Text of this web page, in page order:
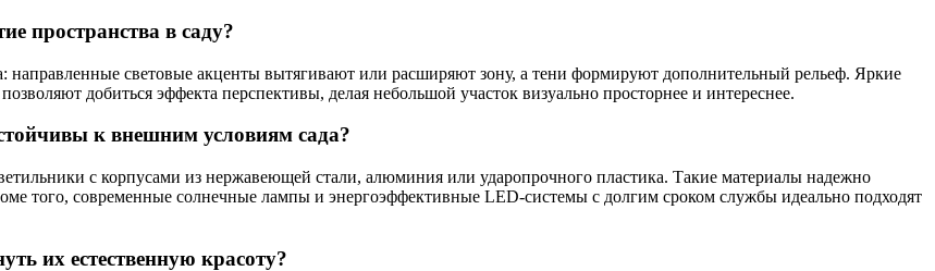
пространства в саду?
световые акценты вытягивают или расширяют зону, а тени формируют дополнительный рельеф. Яркие
добиться эффекта перспективы, делая небольшой участок визуально просторнее и интереснее.
к внешним условиям сада?
с корпусами из нержавеющей стали, алюминия или ударопрочного пластика. Такие материалы надежно
того, современные солнечные лампы и энергоэффективные LED-системы с долгим сроком службы идеально подходят
их естественную красоту?